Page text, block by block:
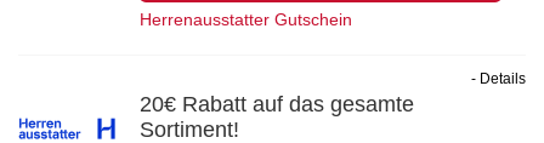
Herrenausstatter Gutschein
20€ Rabatt auf das gesamte
Sortiment!
- Details